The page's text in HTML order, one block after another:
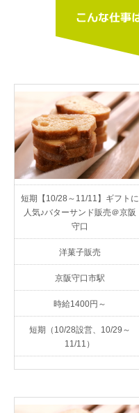
短期【10/28～11/11】ギフトに
人気♪バターサンド販売＠京阪
守口
洋菓子販売
京阪守口市駅
時給1400円～
短期（10/28設営、10/29～
11/11）